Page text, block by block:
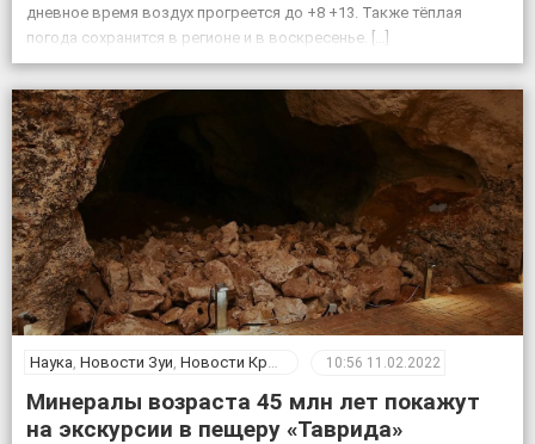
дневное время воздух прогреется до +8 +13. Также тёплая
погода сохранится в регионе и в воскресенье. […]
Наука, Новости Зуи, Новости Крыма 10:56 11.02.2022
Минералы возраста 45 млн лет покажут
на экскурсии в пещеру «Таврида»